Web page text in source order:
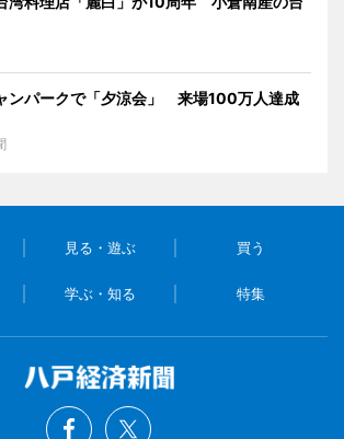
ンパークで「夕涼会」 来場100万人達成
見る・遊ぶ 買う
学ぶ・知る 特集